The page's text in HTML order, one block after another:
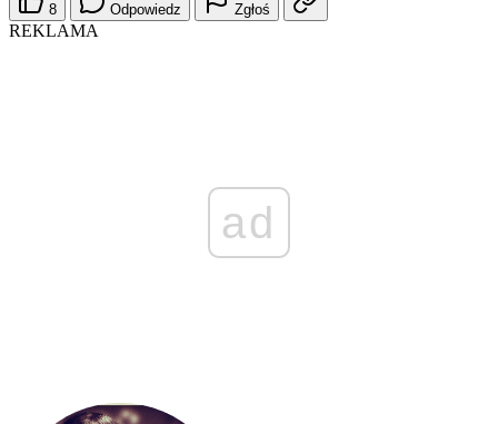
8 Odpowiedz Zgłoś
REKLAMA
ad